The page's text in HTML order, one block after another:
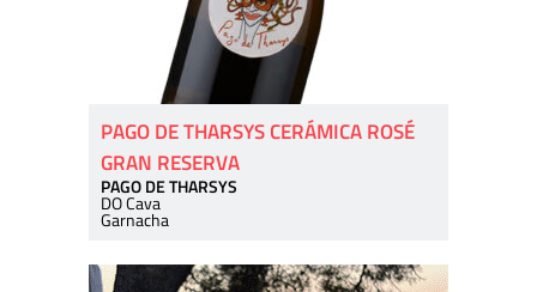
PAGO DE THARSYS CERÁMICA ROSÉ
GRAN RESERVA
PAGO DE THARSYS
DO Cava
Garnacha